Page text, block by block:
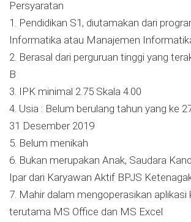
Persyaratan
1. Pendidikan S1, diutamakan dari
Informatika atau Manajemen
2. Berasal dari perguruan tinggi yang
B
3. IPK minimal 2.75 Skala 4.00
4. Usia : Belum berulang tahun yang ke
31 Desember 2019
5. Belum menikah
6. Bukan merupakan Anak, Saudara
Ipar dari Karyawan Aktif BPJS
7. Mahir dalam mengoperasikan
terutama MS Office dan MS Excel